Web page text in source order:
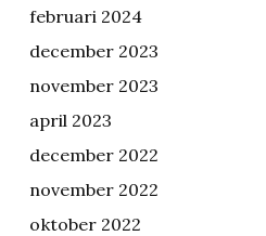
februari 2024
december 2023
november 2023
april 2023
december 2022
november 2022
oktober 2022